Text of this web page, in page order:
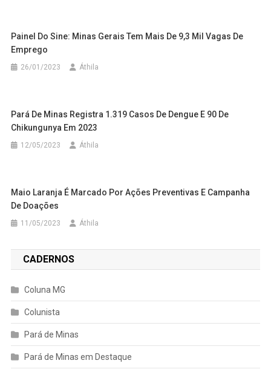
Painel Do Sine: Minas Gerais Tem Mais De 9,3 Mil Vagas De
Emprego
26/01/2023 Áthila
Pará De Minas Registra 1.319 Casos De Dengue E 90 De
Chikungunya Em 2023
12/05/2023 Áthila
Maio Laranja É Marcado Por Ações Preventivas E Campanha
De Doações
11/05/2023 Áthila
CADERNOS
Coluna MG
Colunista
Pará de Minas
Pará de Minas em Destaque